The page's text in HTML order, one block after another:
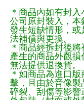
＊商品內如有封
公司原封裝入，
發生短缺情形，
法補償與更換。
＊商品經拆封後
產生的商品外觀
無法提供退換貨。
＊如商品為進口
擊，且由於音像
碎裂、刮傷等影